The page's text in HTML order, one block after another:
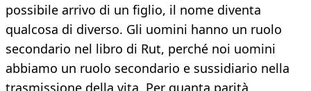
possibile arrivo di un figlio, il nome diventa
qualcosa di diverso. Gli uomini hanno un ruolo
secondario nel libro di Rut, perché noi uomini
abbiamo un ruolo secondario e sussidiario nella
trasmissione della vita. Per quanta parità